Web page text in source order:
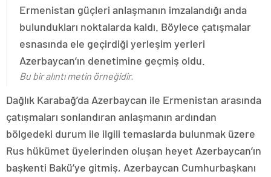
Ermenistan güçleri anlaşmanın imzalandığı anda
bulundukları noktalarda kaldı. Böylece çatışmalar
esnasında ele geçirdiği yerleşim yerleri
Azerbaycan’ın denetimine geçmiş oldu.
Bu bir alıntı metin örneğidir.
Dağlık Karabağ’da Azerbaycan ile Ermenistan arasında
çatışmaları sonlandıran anlaşmanın ardından
bölgedeki durum ile ilgili temaslarda bulunmak üzere
Rus hükümet üyelerinden oluşan heyet Azerbaycan’ın
başkenti Bakü’ye gitmiş, Azerbaycan Cumhurbaşkanı